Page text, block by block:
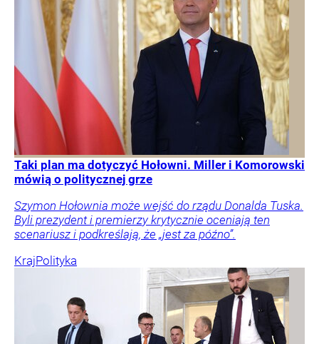
Taki plan ma dotyczyć Hołowni. Miller i Komorowski
mówią o politycznej grze
Szymon Hołownia może wejść do rządu Donalda Tuska.
Byli prezydent i premierzy krytycznie oceniają ten
scenariusz i podkreślają, że „jest za późno”.
KrajPolityka